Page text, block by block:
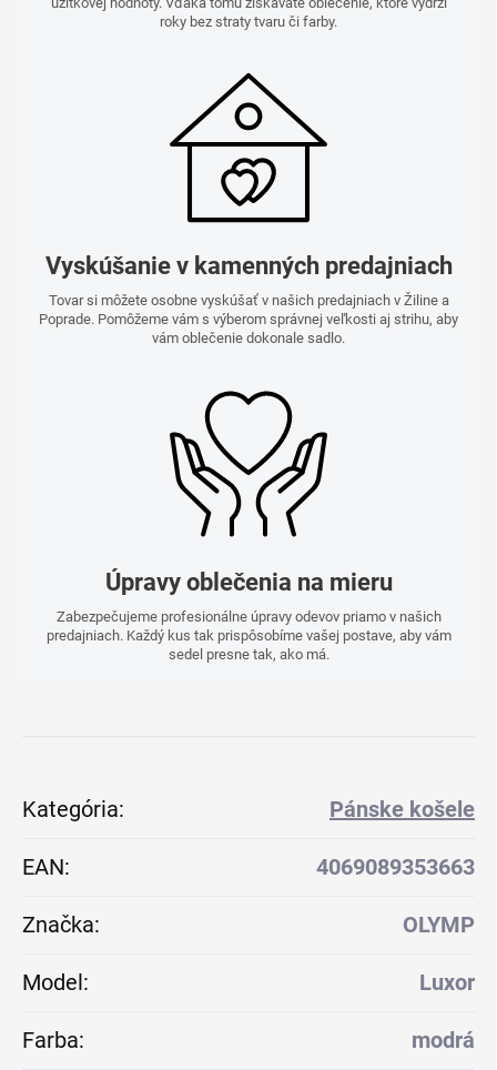
roky bez straty tvaru či farby.
Vyskúšanie v kamenných predajniach
Tovar si môžete osobne vyskúšať v našich predajniach v Žiline a
Poprade. Pomôžeme vám s výberom správnej veľkosti aj strihu, aby
vám oblečenie dokonale sadlo.
Úpravy oblečenia na mieru
Zabezpečujeme profesionálne úpravy odevov priamo v našich
predajniach. Každý kus tak prispôsobíme vašej postave, aby vám
sedel presne tak, ako má.
Kategória: Pánske košele
EAN: 4069089353663
Značka: OLYMP
Model: Luxor
Farba: modrá